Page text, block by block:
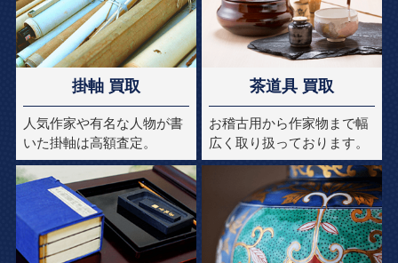
掛軸 買取
人気作家や有名な人物が書
いた掛軸は高額査定。
茶道具 買取
お稽古用から作家物まで幅
広く取り扱っております。